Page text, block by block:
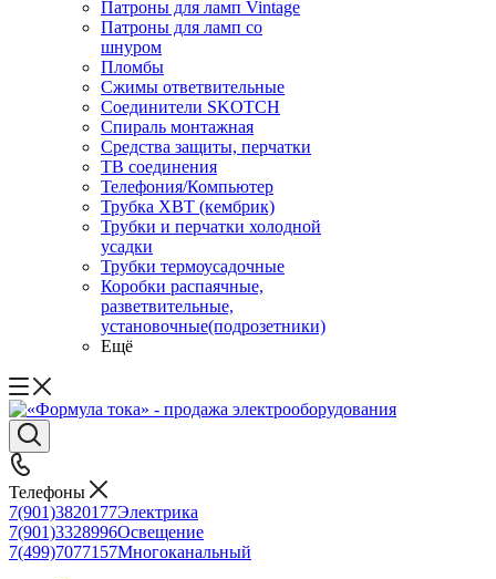
Патроны для ламп Vintage
Патроны для ламп со
шнуром
Пломбы
Сжимы ответвительные
Соединители SKOTCH
Спираль монтажная
Средства защиты, перчатки
ТВ соединения
Телефония/Компьютер
Трубка ХВТ (кембрик)
Трубки и перчатки холодной
усадки
Трубки термоусадочные
Коробки распаячные,
разветвительные,
установочные(подрозетники)
Ещё
Телефоны
7(901)3820177Электрика
7(901)3328996Освещение
7(499)7077157Многоканальный